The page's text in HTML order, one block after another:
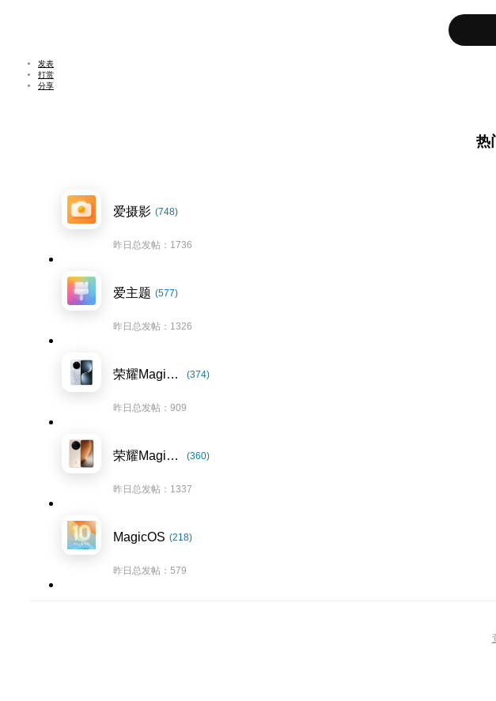
发表
打赏
分享
热
爱摄影 (748)
昨日总发帖：1736
爱主题 (577)
昨日总发帖：1326
荣耀Magic7系列 (374)
昨日总发帖：909
荣耀Magic8系列 (360)
昨日总发帖：1337
MagicOS (218)
昨日总发帖：579